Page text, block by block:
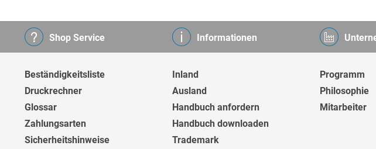
Shop Service
Beständigkeitsliste
Druckrechner
Glossar
Zahlungsarten
Sicherheitshinweise
Informationen
Inland
Ausland
Handbuch anfordern
Handbuch downloaden
Trademark
Programm
Philosophie
Mitarbeiter